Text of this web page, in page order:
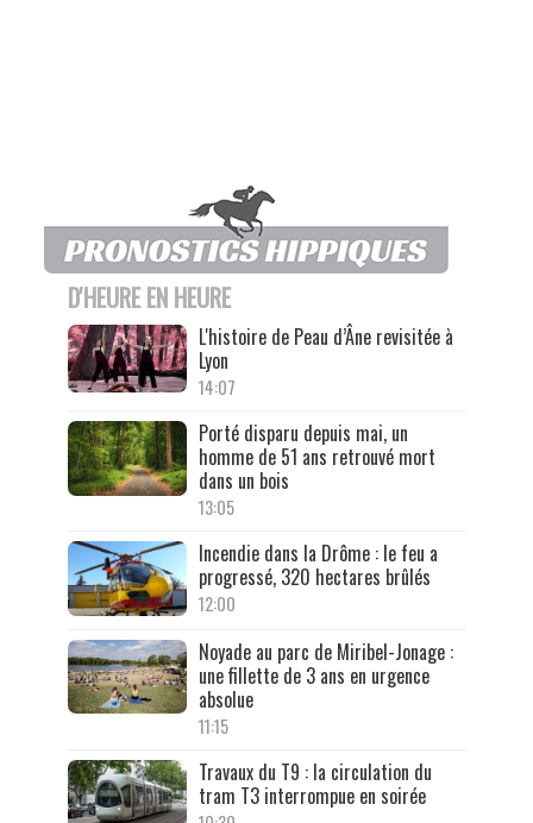
D'HEURE EN HEURE
L'histoire de Peau d’Âne revisitée à
Lyon
14:07
Porté disparu depuis mai, un
homme de 51 ans retrouvé mort
dans un bois
13:05
Incendie dans la Drôme : le feu a
progressé, 320 hectares brûlés
12:00
Noyade au parc de Miribel-Jonage :
une fillette de 3 ans en urgence
absolue
11:15
Travaux du T9 : la circulation du
tram T3 interrompue en soirée